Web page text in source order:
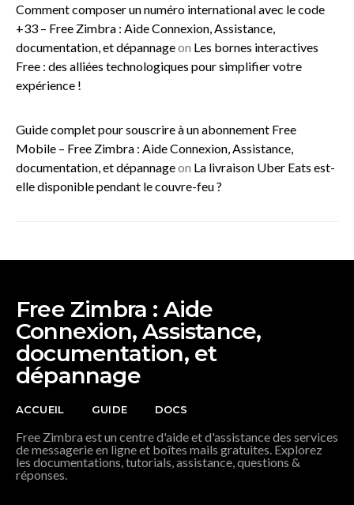
Comment composer un numéro international avec le code
+33 – Free Zimbra : Aide Connexion, Assistance,
documentation, et dépannageon Les bornes interactives
Free : des alliées technologiques pour simplifier votre
expérience !
Guide complet pour souscrire à un abonnement Free
Mobile – Free Zimbra : Aide Connexion, Assistance,
documentation, et dépannageon La livraison Uber Eats est-
elle disponible pendant le couvre-feu ?
Free Zimbra : Aide
Connexion, Assistance,
documentation, et
dépannage
ACCUEIL GUIDE DOCS
Free Zimbra est un centre d'aide et d'assistance des services
de messagerie en ligne et boîtes mails gratuites. Explorez
les documentations, tutorials, assistance, questions &
réponses.